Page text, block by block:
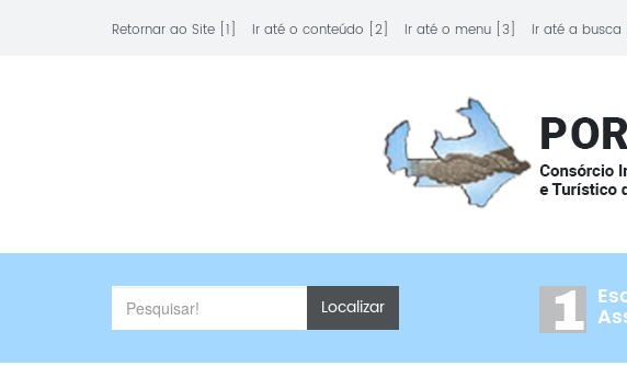
Retornar ao Site [1] Ir até o conteúdo [2] Ir até o menu [3] Ir até a busca
Localizar 1